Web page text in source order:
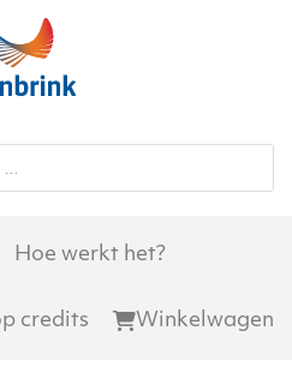
Hoe werkt het?
credits Winkelwagen